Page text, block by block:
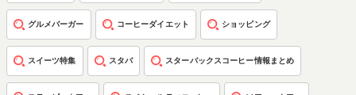
グルメバーガー コーヒーダイエット ショッピング
スイーツ特集 スタバ スターバックスコーヒー情報まとめ